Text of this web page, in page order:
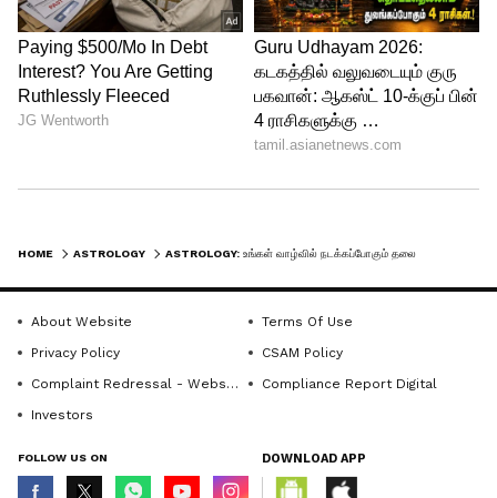
லாபம் இரட்டிப்பாகும்.
3. பெற்றோரின் ஆதரவும் சொத்து
சேர்க்கையும்
தந்தை மற்றும் தாய் வழியில் இருந்த
கருத்து வேறுபாடுகள் நீங்கும். பூர்வீக
லாபமும், பெற்றோரின் முழுமையான ஆசி
மற்றும் நிதியுதவியும் கிடைக்கும்.
HOME ASTROLOGY
About Website
Terms Of Use
Privacy Policy
CSAM Policy
Complaint Redressal - Website
Compliance Report Digital
Investors
FOLLOW US ON DOWNLOAD APP